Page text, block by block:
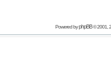
Powered byphpBB© 2001,